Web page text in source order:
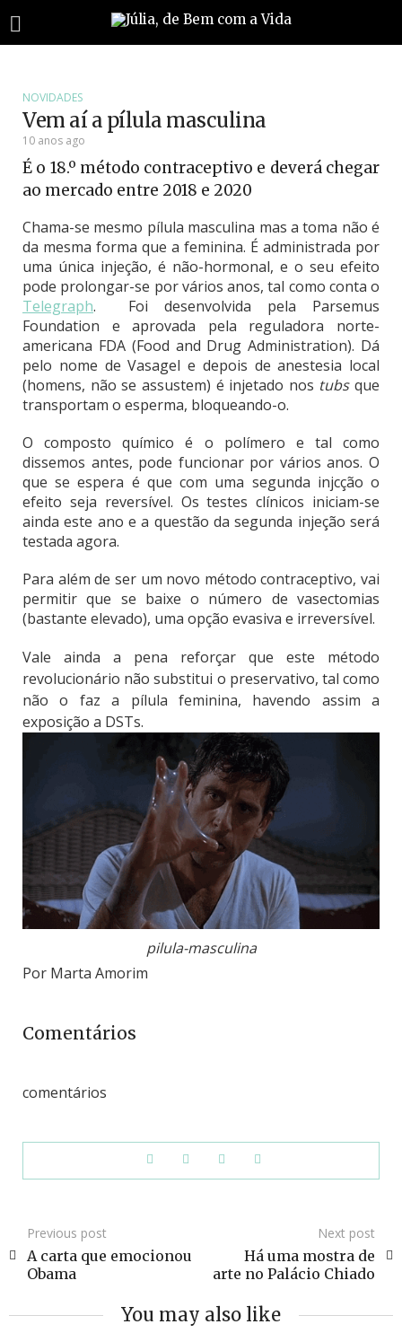
NOVIDADES
Vem aí a pílula masculina
10 anos ago
É o 18.º método contraceptivo e deverá chegar
ao mercado entre 2018 e 2020
Chama-se mesmo pílula masculina mas a toma não é
da mesma forma que a feminina. É administrada por
uma única injeção, é não-hormonal, e o seu efeito
pode prolongar-se por vários anos, tal como conta o
Telegraph. Foi desenvolvida pela Parsemus
Foundation e aprovada pela reguladora norte-
americana FDA (Food and Drug Administration). Dá
pelo nome de Vasagel e depois de anestesia local
(homens, não se assustem) é injetado nos tubsque
transportam o esperma, bloqueando-o.
O composto químico é o polímero e tal como
dissemos antes, pode funcionar por vários anos. O
que se espera é que com uma segunda injcção o
efeito seja reversível. Os testes clínicos iniciam-se
ainda este ano e a questão da segunda injeção será
testada agora.
Para além de ser um novo método contraceptivo, vai
permitir que se baixe o número de vasectomias
(bastante elevado), uma opção evasiva e irreversível.
Vale ainda a pena reforçar que este método
revolucionário não substitui o preservativo, tal como
não o faz a pílula feminina, havendo assim a
exposição a DSTs.
pilula-masculina
Por Marta Amorim
Comentários
comentários
Previous post
A carta que emocionou
Obama
Next post
Há uma mostra de
arte no Palácio Chiado
You may also like